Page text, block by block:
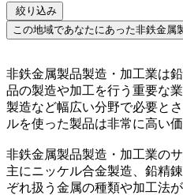
絞り込み
この地域であなたにあった非鉄金属
非鉄金属製品製造・加工業は
品の製造や加工を行う重要な
製造など幅広い分野で必要と
ルを使った製品は非常に高い
非鉄金属製品製造・加工業の
主にニッケル合金製造、鉛精
ぞれ扱う金属の種類や加工法